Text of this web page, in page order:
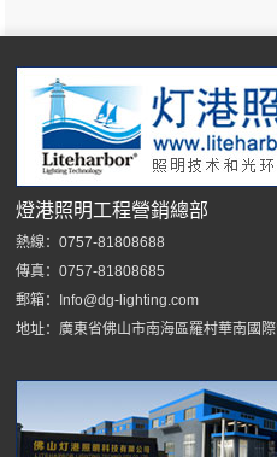
燈港照明工程營銷總部
熱線：0757-81808688
傳真：0757-81808685
郵箱：Info@dg-lighting.com
地址：廣東省佛山市南海區羅村華南國